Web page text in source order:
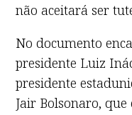
não aceitará ser
No documento
presidente Luiz
presidente
Jair Bolsonaro,